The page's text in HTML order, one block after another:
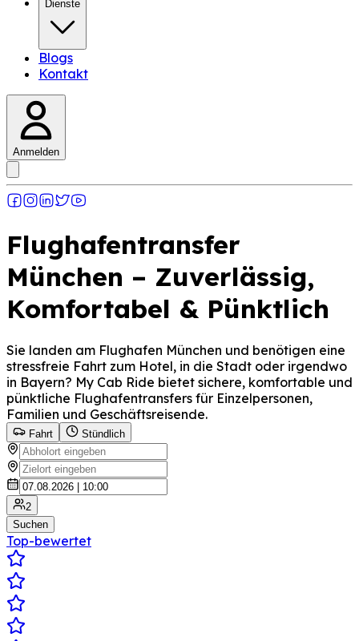
Dienste
Blogs
Kontakt
Anmelden
Flughafentransfer
München – Zuverlässig,
Komfortabel & Pünktlich
Sie landen am Flughafen München und benötigen eine
stressfreie Fahrt zum Hotel, in die Stadt oder irgendwo
in Bayern? My Cab Ride bietet sichere, komfortable und
pünktliche Flughafentransfers für Einzelpersonen,
Familien und Geschäftsreisende.
Fahrt Stündlich
2
Suchen
Top-bewertet